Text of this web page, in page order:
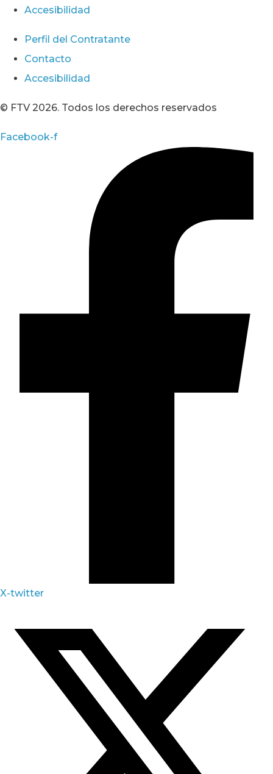
Accesibilidad
Perfil del Contratante
Contacto
Accesibilidad
© FTV 2026. Todos los derechos reservados
Facebook-f
X-twitter